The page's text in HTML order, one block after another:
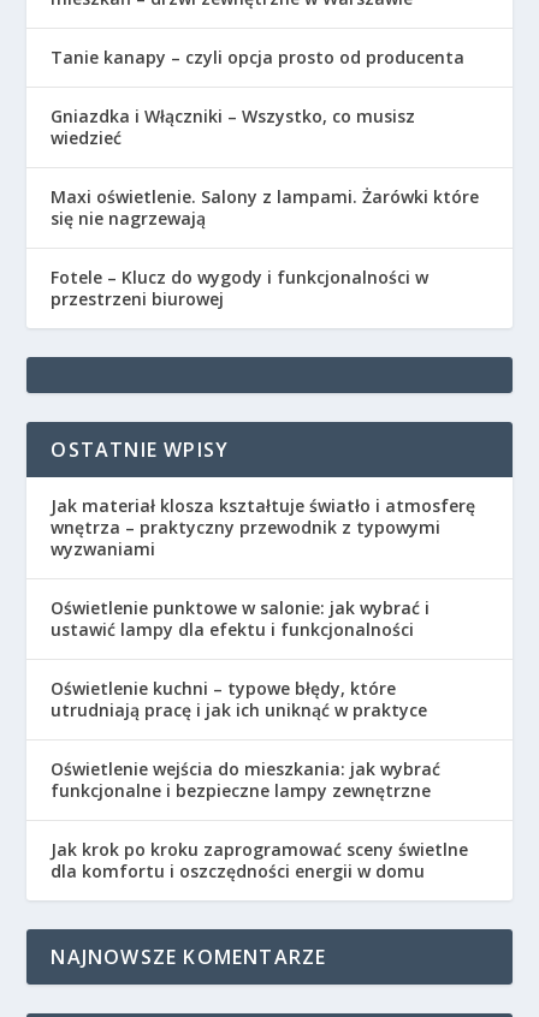
Tanie kanapy – czyli opcja prosto od producenta
Gniazdka i Włączniki – Wszystko, co musisz
wiedzieć
Maxi oświetlenie. Salony z lampami. Żarówki które
się nie nagrzewają
Fotele – Klucz do wygody i funkcjonalności w
przestrzeni biurowej
OSTATNIE WPISY
Jak materiał klosza kształtuje światło i atmosferę
wnętrza – praktyczny przewodnik z typowymi
wyzwaniami
Oświetlenie punktowe w salonie: jak wybrać i
ustawić lampy dla efektu i funkcjonalności
Oświetlenie kuchni – typowe błędy, które
utrudniają pracę i jak ich uniknąć w praktyce
Oświetlenie wejścia do mieszkania: jak wybrać
funkcjonalne i bezpieczne lampy zewnętrzne
Jak krok po kroku zaprogramować sceny świetlne
dla komfortu i oszczędności energii w domu
NAJNOWSZE KOMENTARZE